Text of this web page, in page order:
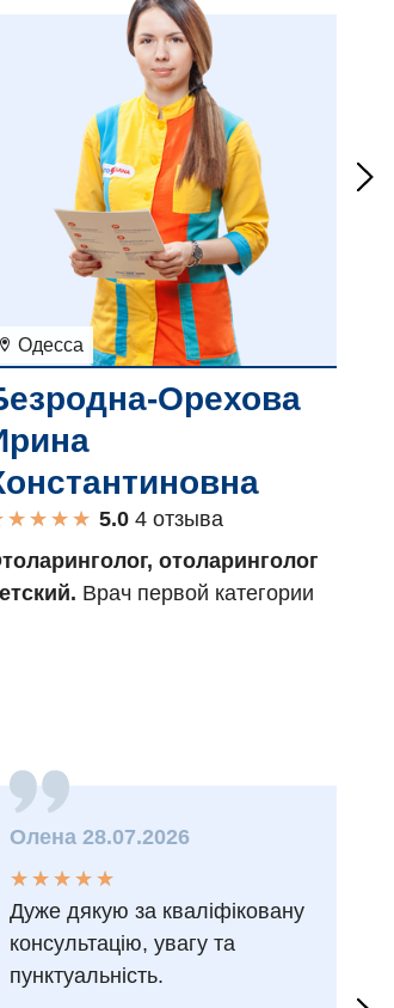
Одесса
Орехова
★
★
★
★
★ ★ ★ ★
4 отзыва
отоларинголог
Врач первой категории
Олена 28.07.2026
★
★
★
★
★
★ ★ ★ ★ ★
Дуже дякую за кваліфіковану
консультацію, увагу та
пунктуальність.